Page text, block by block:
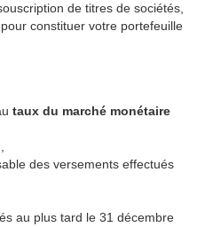
de titres de sociétés,
constituer votre portefeuille
taux du marché monétaire
des versements effectués
au plus tard le 31 décembre